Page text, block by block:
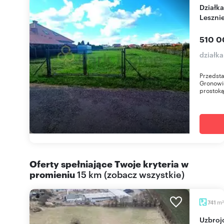
Działka 1264 m2 pod dom lub inwestycję w
510
Oferty spełniające Twoje kryteria w
promieniu15 km (zobacz wszystkie)
741 m2
Uzbrojone działki w Starym Bojanowie, gotowe